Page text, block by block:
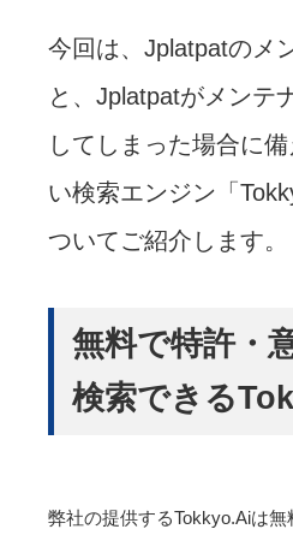
今回は、Jplatpatのメ
と、Jplatpatがメンテ
してしまった場合に
い検索エンジン「
ついてご紹介します。
無料で特許・
検索できる
弊社の提供するTokkyo.Aiは無